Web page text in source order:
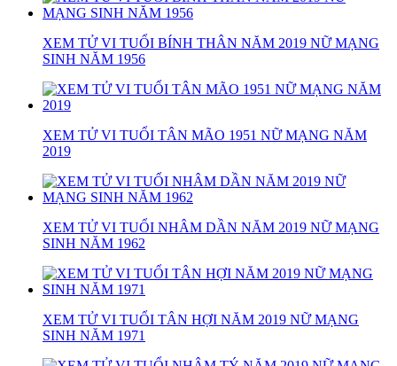
XEM TỬ VI TUỔI BÍNH THÂN NĂM 2019 NỮ MẠNG
SINH NĂM 1956
XEM TỬ VI TUỔI TÂN MÃO 1951 NỮ MẠNG NĂM
2019
XEM TỬ VI TUỔI NHÂM DẦN NĂM 2019 NỮ MẠNG
SINH NĂM 1962
XEM TỬ VI TUỔI TÂN HỢI NĂM 2019 NỮ MẠNG
SINH NĂM 1971